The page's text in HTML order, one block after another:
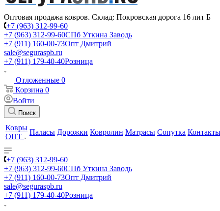
Оптовая продажа ковров. Склад: Покровская дорога 16 лит Б
+7 (963) 312-99-60
+7 (963) 312-99-60СПб Уткина Заводь
+7 (911) 160-00-73Опт Дмитрий
sale@seguraspb.ru
+7 (911) 179-40-40Розница
Отложенные 0
Корзина 0
Войти
Поиск
Ковры
ОПТ
Паласы Дорожки Ковролин Матрасы Сопутка Контакты
+7 (963) 312-99-60
+7 (963) 312-99-60СПб Уткина Заводь
+7 (911) 160-00-73Опт Дмитрий
sale@seguraspb.ru
+7 (911) 179-40-40Розница